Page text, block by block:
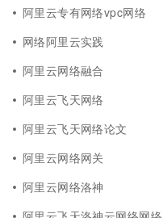
阿里云专有网络vpc网络
网络阿里云实践
阿里云网络融合
阿里云飞天网络
阿里云飞天网络论文
阿里云网络网关
阿里云网络洛神